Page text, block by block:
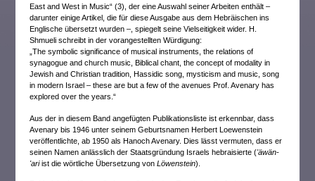
East and West in Music“ (3), der eine Auswahl seiner Arbeiten enthält –
darunter einige Artikel, die für diese Ausgabe aus dem Hebräischen ins
Englische übersetzt wurden –, spiegelt seine Vielseitigkeit wider. H.
Shmueli schreibt in der vorangestellten Würdigung:
„The symbolic significance of musical instruments, the relations of
synagogue and church music, Biblical chant, the concept of modality in
Jewish and Christian tradition, Hassidic song, mysticism and music, song
in modern Israel – these are but a few of the avenues Prof. Avenary has
explored over the years.“
Aus der in diesem Band angefügten Publikationsliste ist erkennbar, dass
Avenary bis 1946 unter seinem Geburtsnamen Herbert Loewenstein
veröffentlichte, ab 1950 als Hanoch Avenary. Dies lässt vermuten, dass er
seinen Namen anlässlich der Staatsgründung Israels hebraisierte ('äwän-
'ariist die wörtliche Übersetzung vonLöwenstein).